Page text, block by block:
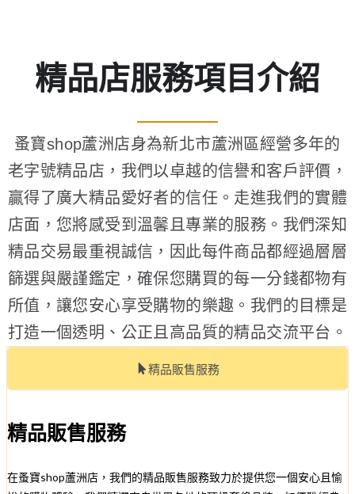
精品店服務項目介紹
蚤寶shop蘆洲店身為新北市蘆洲區經營多年的
老字號精品店，我們以卓越的信譽和客戶評價，
贏得了廣大精品愛好者的信任。走進我們的實體
店面，您將感受到溫馨且專業的服務。我們深知
精品交易最重視誠信，因此每件商品都經過層層
篩選與嚴謹鑑定，確保您購買的每一分錢都物有
所值，讓您安心享受購物的樂趣。我們的目標是
打造一個透明、公正且高品質的精品交流平台。
精品販售服務
精品販售服務
在蚤寶shop蘆洲店，我們的精品販售服務致力於提供您一個安心且愉